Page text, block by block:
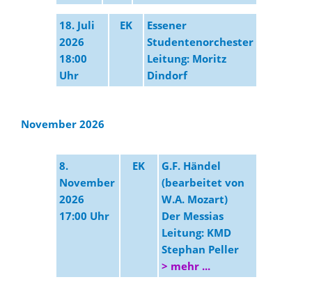
18. Juli
2026
18:00
Uhr
EK
Essener
Studentenorchester
Leitung: Moritz
Dindorf
November 2026
8.
November
2026
17:00 Uhr
EK
G.F. Händel
(bearbeitet von
W.A. Mozart)
Der Messias
Leitung: KMD
Stephan Peller
> mehr ...